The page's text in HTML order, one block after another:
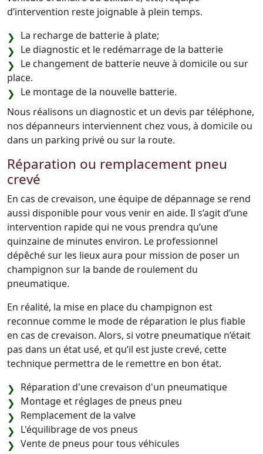
d’intervention reste joignable à plein temps.
La recharge de batterie à plate;
Le diagnostic et le redémarrage de la batterie
Le changement de batterie neuve à domicile ou sur
place.
Le montage de la nouvelle batterie.
Nous réalisons un diagnostic et un devis par téléphone,
nos dépanneurs interviennent chez vous, à domicile ou
dans un parking privé ou sur la route.
Réparation ou remplacement pneu
crevé
En cas de crevaison, une équipe de dépannage se rend
aussi disponible pour vous venir en aide. Il s’agit d’une
intervention rapide qui ne vous prendra qu’une
quinzaine de minutes environ. Le professionnel
dépêché sur les lieux aura pour mission de poser un
champignon sur la bande de roulement du
pneumatique.
En réalité, la mise en place du champignon est
reconnue comme le mode de réparation le plus fiable
en cas de crevaison. Alors, si votre pneumatique n’était
pas dans un état usé, et qu’il est juste crevé, cette
technique permettra de le remettre en bon état.
Réparation d'une crevaison d'un pneumatique
Montage et réglages de pneus pneu
Remplacement de la valve
L'équilibrage de vos pneus
Vente de pneus pour tous véhicules